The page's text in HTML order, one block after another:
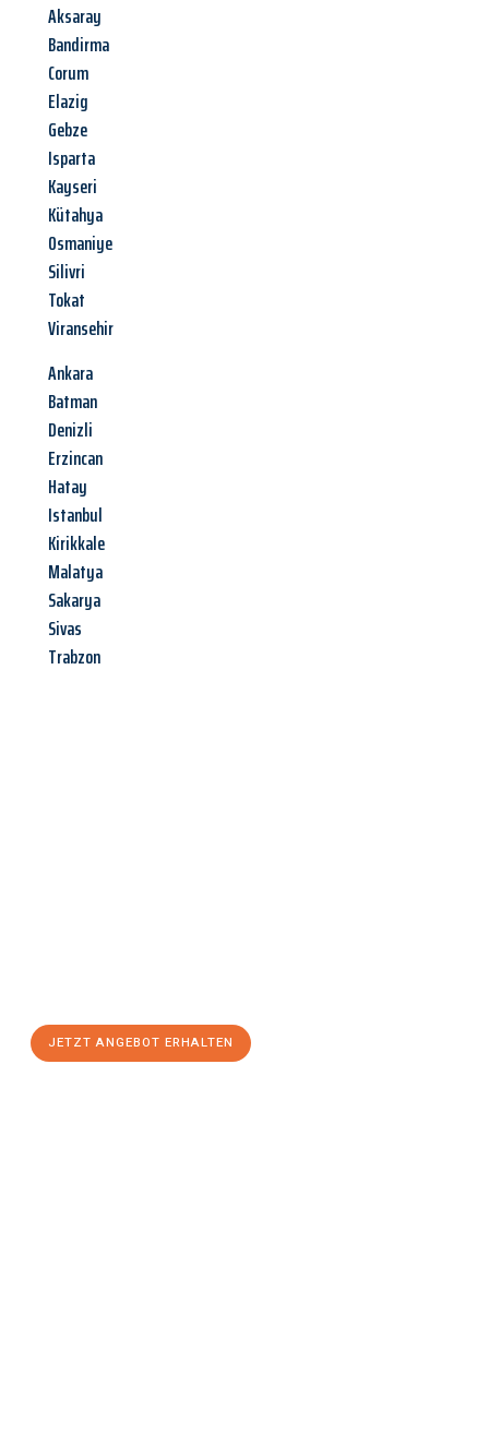
Aksaray
Bandirma
Corum
Elazig
Gebze
Isparta
Kayseri
Kütahya
Osmaniye
Silivri
Tokat
Viransehir
Ankara
Batman
Denizli
Erzincan
Hatay
Istanbul
Kirikkale
Malatya
Sakarya
Sivas
Trabzon
JETZT ANGEBOT ERHALTEN